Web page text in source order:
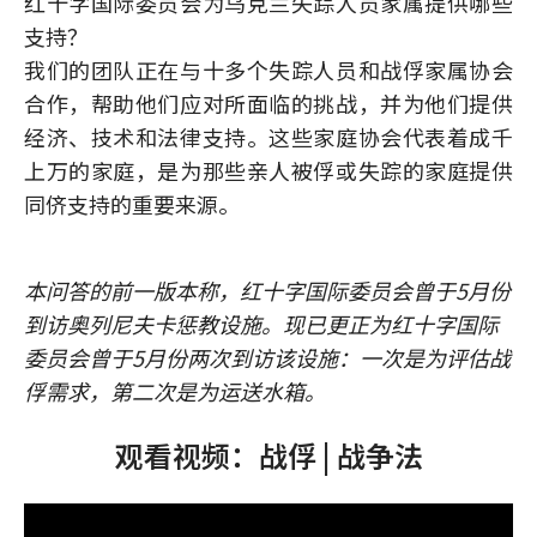
支持？
我们的团队正在与十多个失踪人员和战俘家属协会
合作，帮助他们应对所面临的挑战，并为他们提供
经济、技术和法律支持。这些家庭协会代表着成千
上万的家庭，是为那些亲人被俘或失踪的家庭提供
同侪支持的重要来源。
本问答的前一版本称，红十字国际委员会曾于5月份
到访奥列尼夫卡惩教设施。现已更正为红十字国际
委员会曾于5月份两次到访该设施：一次是为评估战
俘需求，第二次是为运送水箱。
观看视频：战俘 | 战争法